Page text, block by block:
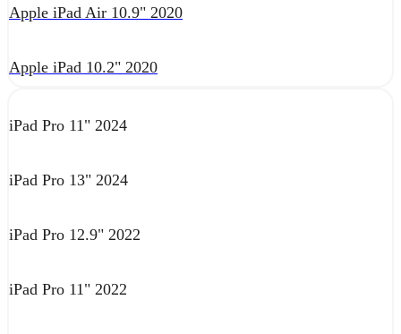
Apple iPad Air 10.9" 2020
Apple iPad 10.2" 2020
iPad Pro 11" 2024
iPad Pro 13" 2024
iPad Pro 12.9" 2022
iPad Pro 11" 2022